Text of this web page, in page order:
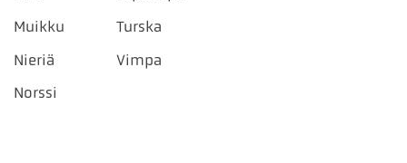
Muikku
Nieriä
Norssi
Turska
Vimpa